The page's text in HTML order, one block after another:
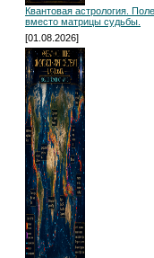
Квантовая астрология.
вместо матрицы судьбы.
[01.08.2026]